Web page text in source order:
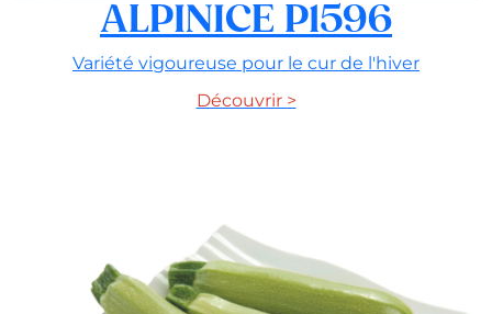
ALPINICE P1596
Variété vigoureuse pour le cur de l'hiver
Découvrir >